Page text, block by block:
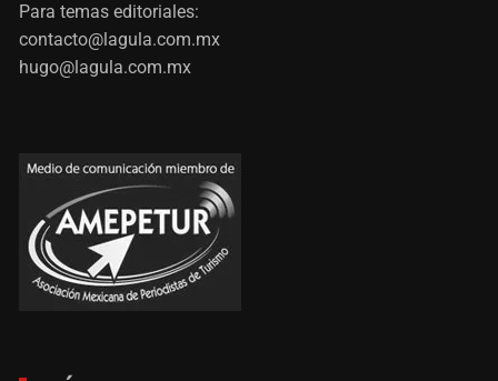
Para temas editoriales:
contacto@lagula.com.mx
hugo@lagula.com.mx